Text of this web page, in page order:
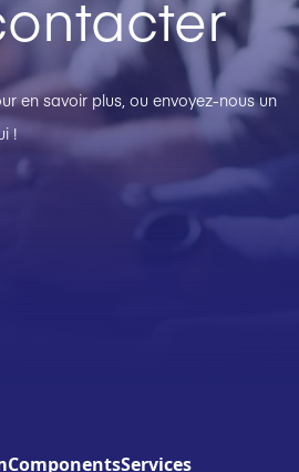
en savoir plus, ou envoyez-nous un
!
ComponentsServices